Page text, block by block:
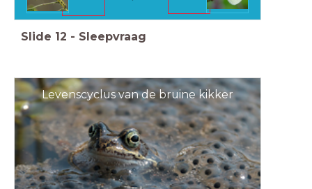
Slide 12 - Sleepvraag
Levenscyclus van de bruine kikker